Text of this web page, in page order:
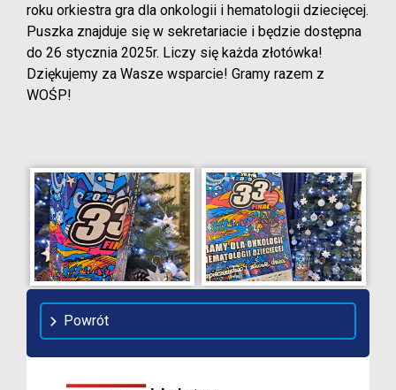
roku orkiestra gra dla onkologii i hematologii dziecięcej.
Puszka znajduje się w sekretariacie i będzie dostępna
do 26 stycznia 2025r. Liczy się każda złotówka!
Dziękujemy za Wasze wsparcie! Gramy razem z
WOŚP!
Powrót